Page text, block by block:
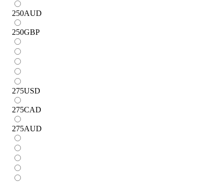
250AUD
250GBP
275USD
275CAD
275AUD